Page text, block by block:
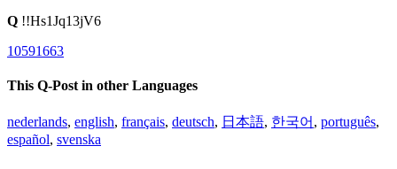
Q !!Hs1Jq13jV6
10591663
This Q-Post in other Languages
nederlands, english, français, deutsch, 日本語, 한국어 , português,
español, svenska